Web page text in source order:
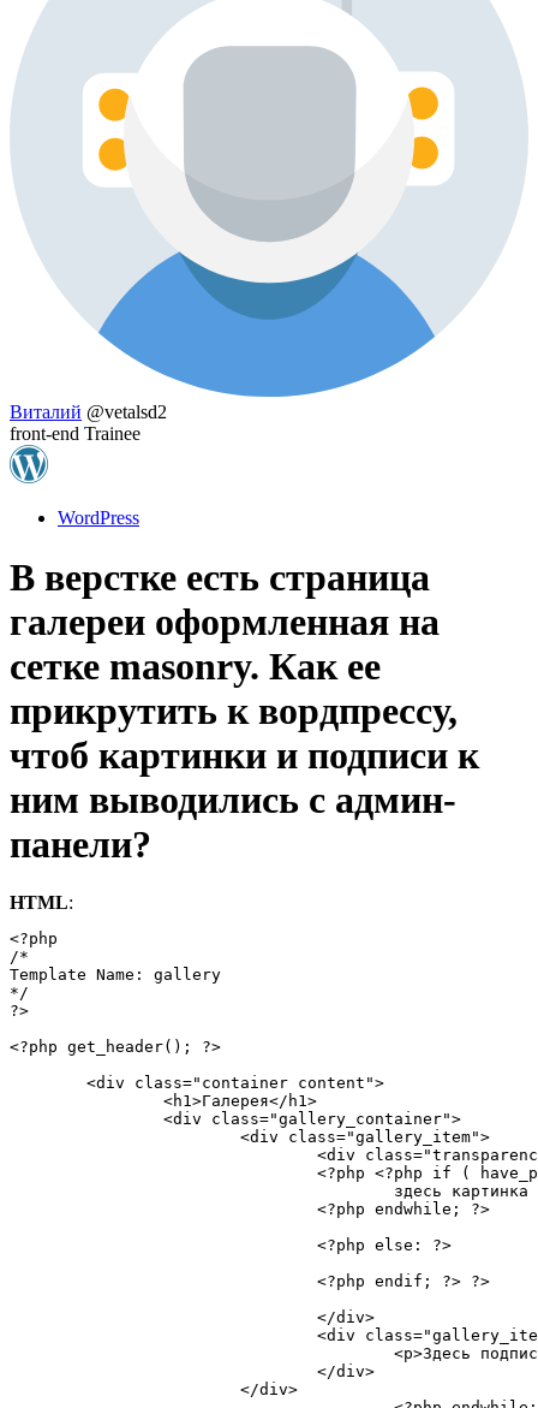
Виталий @vetalsd2
front-end Trainee
WordPress
В верстке есть страница
галереи оформленная на
сетке masonry. Как ее
прикрутить к вордпрессу,
чтоб картинки и подписи к
ним выводились с админ-
панели?
HTML:
<?php
/*
Template Name: gallery
*/
?>
<?php get_header(); ?>